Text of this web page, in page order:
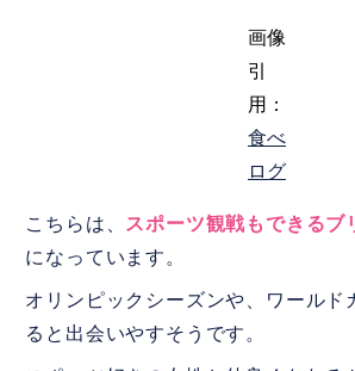
画像
引
用：
食べ
ログ
こちらは、 スポーツ観戦もできるブ
になっています。
オリンピックシーズンや、ワールド
ると出会いやすそうです。